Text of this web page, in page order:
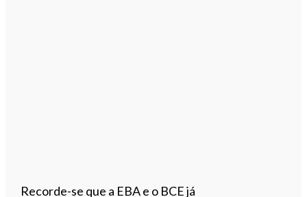
Recorde-se que a EBA e o BCE já